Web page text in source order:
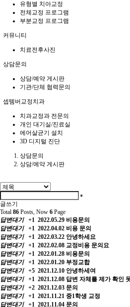
유형별 치아교정
전체교정 프로그램
부분교정 프로그램
커뮤니티
치료전후사진
상담문의
상담/예약 게시판
기관/단체 협력문의
셉템버교정치과
치과교정과 전문의
개인 대기실/진료실
에어살균기 설치
3D 디지털 진단
상담문의
상담/예약 게시판
글쓰기
Total 86 Posts, Now 6 Page
답변대기
+1 2022.05.29 비용문의
답변대기
+1 2022.04.02 비용 문의
답변대기
+1 2022.03.22 안녕하세요
답변대기
+1 2022.02.08 교정비용 문의요
답변대기
+1 2022.01.28 비용문의
답변대기
+1 2022.01.20 부정교합
답변대기
+5 2021.12.10 안녕하세여
답변대기
+1 2021.12.08 답변 자체를 제가 확인
답변대기
+2 2021.12.03 문의
답변대기
+1 2021.11.21 중1학생 교정
답변대기
+1 2021.11.04 문의